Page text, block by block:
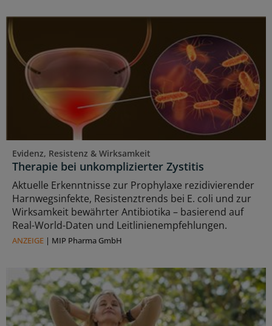
Evidenz, Resistenz & Wirksamkeit
Therapie bei unkomplizierter Zystitis
Aktuelle Erkenntnisse zur Prophylaxe rezidivierender
Harnwegsinfekte, Resistenztrends bei E. coli und zur
Wirksamkeit bewährter Antibiotika – basierend auf
Real-World-Daten und Leitlinienempfehlungen.
ANZEIGE | MIP Pharma GmbH